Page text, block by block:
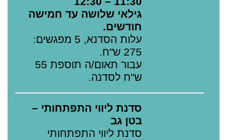
גילאי שלושה עד חמישה
חודשים.
עלות הסדנא, 5 מפגשים:
275 ש"ח.
עבור תאום/ה תוספת 55
ש"ח לסדנה.
סדנת ליווי התפתחותי –
בטן גב
סדנת ליווי התפתחותי